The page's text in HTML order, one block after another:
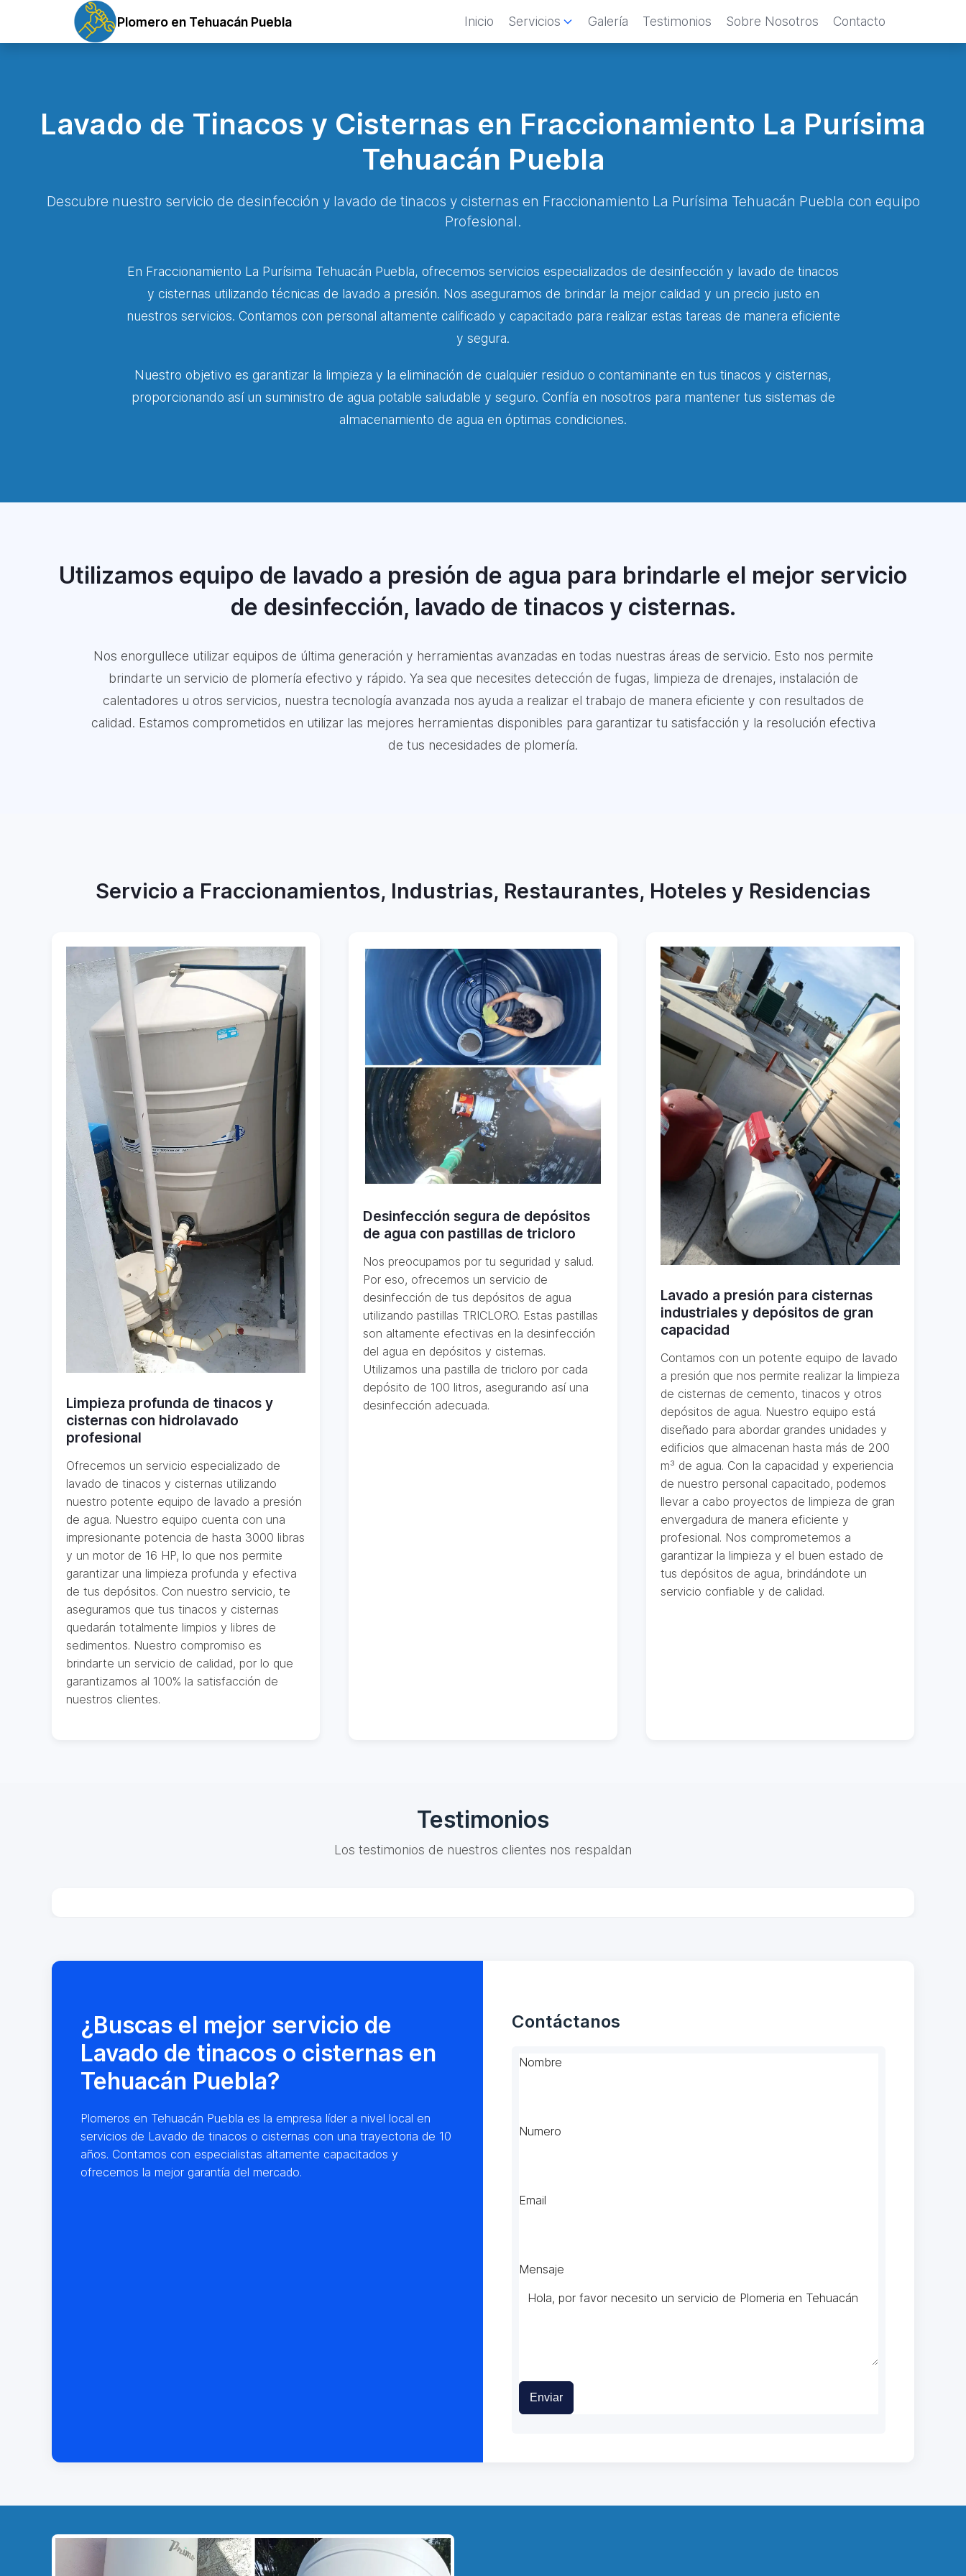
Plomero en Tehuacán Puebla Inicio Servicios Galería Testimonios Sobre Nosotros Contacto
Lavado de Tinacos y Cisternas en Fraccionamiento La Purísima
Tehuacán Puebla
Descubre nuestro servicio de desinfección y lavado de tinacos y cisternas en Fraccionamiento La Purísima Tehuacán Puebla con equipo
Profesional.
En Fraccionamiento La Purísima Tehuacán Puebla, ofrecemos servicios especializados de desinfección y lavado de tinacos
y cisternas utilizando técnicas de lavado a presión. Nos aseguramos de brindar la mejor calidad y un precio justo en
nuestros servicios. Contamos con personal altamente calificado y capacitado para realizar estas tareas de manera eficiente
y segura.
Nuestro objetivo es garantizar la limpieza y la eliminación de cualquier residuo o contaminante en tus tinacos y cisternas,
proporcionando así un suministro de agua potable saludable y seguro. Confía en nosotros para mantener tus sistemas de
almacenamiento de agua en óptimas condiciones.
Utilizamos equipo de lavado a presión de agua para brindarle el mejor servicio
de desinfección, lavado de tinacos y cisternas.
Nos enorgullece utilizar equipos de última generación y herramientas avanzadas en todas nuestras áreas de servicio. Esto nos permite
brindarte un servicio de plomería efectivo y rápido. Ya sea que necesites detección de fugas, limpieza de drenajes, instalación de
calentadores u otros servicios, nuestra tecnología avanzada nos ayuda a realizar el trabajo de manera eficiente y con resultados de
calidad. Estamos comprometidos en utilizar las mejores herramientas disponibles para garantizar tu satisfacción y la resolución efectiva
de tus necesidades de plomería.
Servicio a Fraccionamientos, Industrias, Restaurantes, Hoteles y Residencias
Limpieza profunda de tinacos y
cisternas con hidrolavado
profesional
Ofrecemos un servicio especializado de
lavado de tinacos y cisternas utilizando
nuestro potente equipo de lavado a presión
de agua. Nuestro equipo cuenta con una
impresionante potencia de hasta 3000 libras
y un motor de 16 HP, lo que nos permite
garantizar una limpieza profunda y efectiva
de tus depósitos. Con nuestro servicio, te
aseguramos que tus tinacos y cisternas
quedarán totalmente limpios y libres de
sedimentos. Nuestro compromiso es
brindarte un servicio de calidad, por lo que
garantizamos al 100% la satisfacción de
nuestros clientes.
Desinfección segura de depósitos
de agua con pastillas de tricloro
Nos preocupamos por tu seguridad y salud.
Por eso, ofrecemos un servicio de
desinfección de tus depósitos de agua
utilizando pastillas TRICLORO. Estas pastillas
son altamente efectivas en la desinfección
del agua en depósitos y cisternas.
Utilizamos una pastilla de tricloro por cada
depósito de 100 litros, asegurando así una
desinfección adecuada.
Lavado a presión para cisternas
industriales y depósitos de gran
capacidad
Contamos con un potente equipo de lavado
a presión que nos permite realizar la limpieza
de cisternas de cemento, tinacos y otros
depósitos de agua. Nuestro equipo está
diseñado para abordar grandes unidades y
edificios que almacenan hasta más de 200
m³ de agua. Con la capacidad y experiencia
de nuestro personal capacitado, podemos
llevar a cabo proyectos de limpieza de gran
envergadura de manera eficiente y
profesional. Nos comprometemos a
garantizar la limpieza y el buen estado de
tus depósitos de agua, brindándote un
servicio confiable y de calidad.
Testimonios
Los testimonios de nuestros clientes nos respaldan
¿Buscas el mejor servicio de
Lavado de tinacos o cisternas en
Tehuacán Puebla?
Plomeros en Tehuacán Puebla es la empresa líder a nivel local en
servicios de Lavado de tinacos o cisternas con una trayectoria de 10
años. Contamos con especialistas altamente capacitados y
ofrecemos la mejor garantía del mercado.
Contáctanos
Nombre
Numero
Email
Mensaje
Enviar